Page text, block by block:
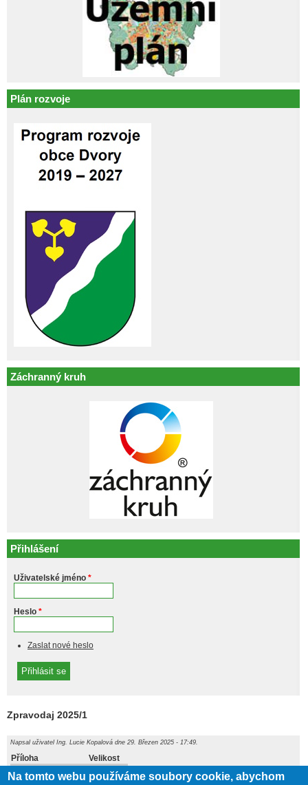
Plán rozvoje
Záchranný kruh
Přihlášení
Uživatelské jméno *
Heslo *
Zaslat nové heslo
Zpravodaj 2025/1
Napsal uživatel Ing. Lucie Kopalová dne 29. Březen 2025 - 17:49.
Příloha
Velikost
Zpravodaj 38.pdf 5.5 MB
Na tomto webu používáme soubory cookie, abychom